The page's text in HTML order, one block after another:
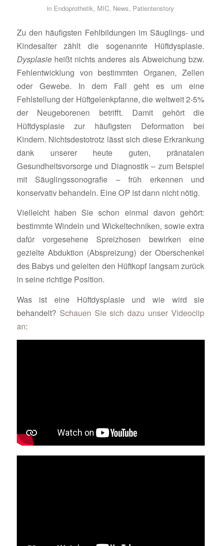
in Endoprothetik, MIC, News, Patientenstory
Zu den häufigsten Fehlbildungen im Säuglings- und
Kindesalter zählt die sogenannte Hüftdysplasie.
Dysplasieheißt nichts anderes als Abweichung bzw.
Fehlentwicklung von bestimmten Organen, Zellen
oder Gewebe. In dem Fall geht es um eine
Fehlstellung der Hüftgelenkpfanne, die weltweit 2-5%
der Neugeborenen betrifft. Damit gehört die
Hüftdysplasie zur häufigsten Deformation bei
Kindern. Nichtsdestotrotz lässt sich diese Erkrankung
dank unserer heute guten, pränatalen
Gesundheitsvorsorge und Diagnostik – zum Beispiel
mit Säuglingssonografie – früh erkennen und
konservativ behandeln. Eine OP ist dann nicht nötig.
Vielleicht haben Sie schon einmal davon gehört:
bestimmte Windeln und Wickeltechniken, sowie extra
dafür vorgesehene Spreizhosen bewirken eine
gezielte Abduktion (Abspreizung) der Oberschenkel
des Babys und geleiten den Hüftkopf langsam zurück
in seine richtige Position.
Was ist eine Hüftdysplasie und wie wird sie
behandelt? Schauen Sie sich dazu unser Videoclip
an: